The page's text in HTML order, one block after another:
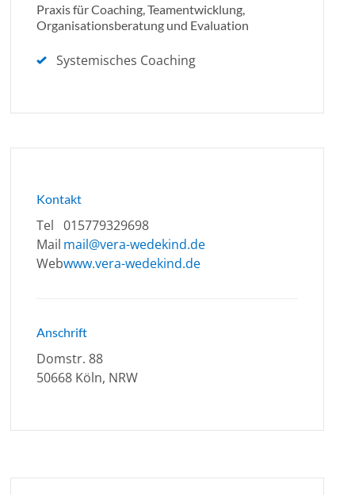
Praxis für Coaching, Teamentwicklung,
Organisationsberatung und Evaluation
Systemisches Coaching
Kontakt
Tel 015779329698
Mail mail@vera-wedekind.de
Webwww.vera-wedekind.de
Anschrift
Domstr. 88
50668 Köln, NRW